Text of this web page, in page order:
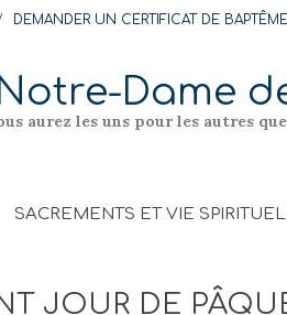
DEMANDER UN CERTIFICAT DE BAPTÊME
Dame
aurez les uns pour les autres
SACREMENTS ET VIE
JOUR DE